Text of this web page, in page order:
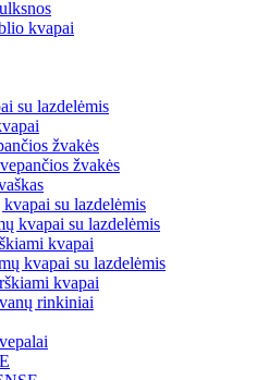
kvapai
su lazdelėmis
žvakės
žvakės
su lazdelėmis
kvapai su lazdelėmis
kvapai
kvapai su lazdelėmis
kvapai
rinkiniai